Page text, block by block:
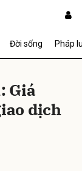
Đời sống Pháp
Giá
dịch